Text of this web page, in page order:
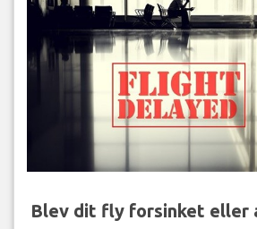
Blev dit fly forsinket eller